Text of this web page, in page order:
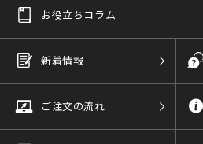
お役立ちコラム
新着情報
ご注文の流れ